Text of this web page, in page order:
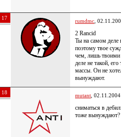
17 rumdmc ,
2 Rancid
Ты на самом деле
поэтому твое
чем, лишь
деле не такой,
массы. Он не
вынуждают.
18 mutant ,
сниматься в
тоже вынуждают?